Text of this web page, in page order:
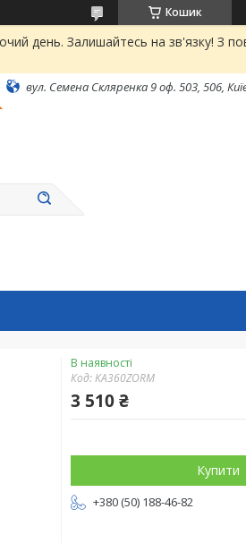
Кошик
день. Залишайтесь на зв'язку! З
вул. Семена Скляренка 9 оф. 503, 506,
В наявності
Код:KA360ZORM
3 510 ₴
Купити
+380 (50) 188-46-82